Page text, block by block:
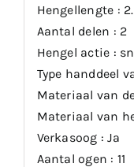
Hengellengte :
Aantal delen : 2
Hengel actie :
Type handdeel
Materiaal van
Materiaal van
Verkasoog : Ja
Aantal ogen : 11